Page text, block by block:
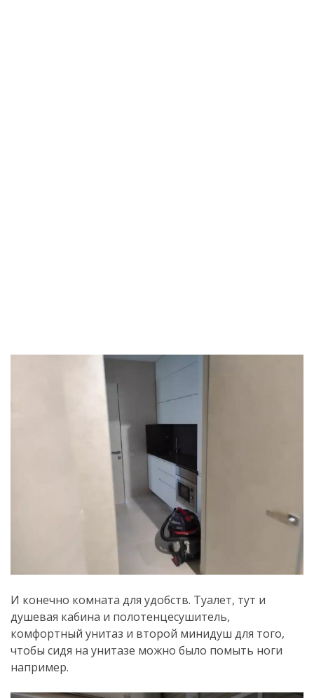
И конечно комната для удобств. Туалет, тут и
душевая кабина и полотенцесушитель,
комфортный унитаз и второй минидуш для того,
чтобы сидя на унитазе можно было помыть ноги
например.